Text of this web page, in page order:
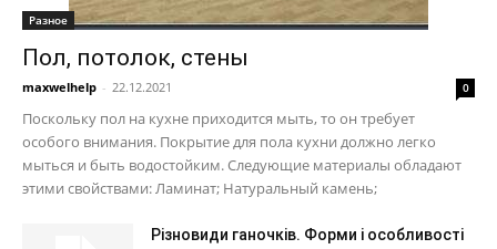
Разное
Пол, потолок, стены
maxwelhelp - 22.12.2021 0
Поскольку пол на кухне приходится мыть, то он требует
особого внимания. Покрытие для пола кухни должно легко
мыться и быть водостойким. Следующие материалы обладают
этими свойствами: Ламинат; Натуральный камень;
Різновиди ганочків. Форми і особливості